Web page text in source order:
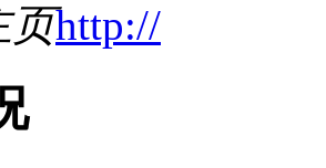
页http://